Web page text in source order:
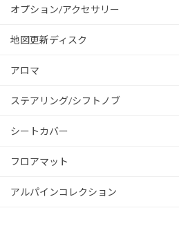
オプション/アクセサリー
地図更新ディスク
アロマ
ステアリング/シフトノブ
シートカバー
フロアマット
アルパインコレクション